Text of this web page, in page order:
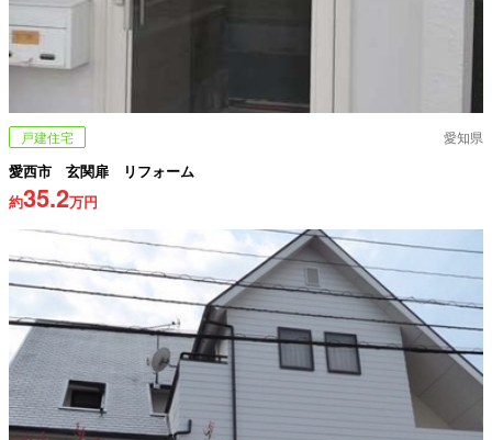
戸建住宅 愛知県
愛西市 玄関扉 リフォーム
約35.2万円